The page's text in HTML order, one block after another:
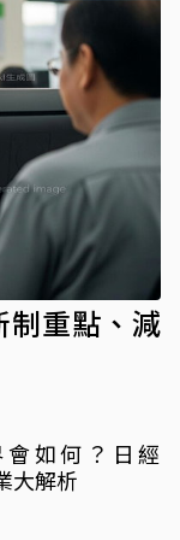
重點、減
會如何？日經
大解析